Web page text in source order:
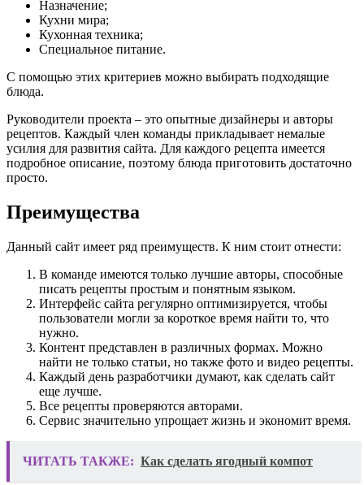
Назначение;
Кухни мира;
Кухонная техника;
Специальное питание.
С помощью этих критериев можно выбирать подходящие
блюда.
Руководители проекта – это опытные дизайнеры и авторы
рецептов. Каждый член команды прикладывает немалые
усилия для развития сайта. Для каждого рецепта имеется
подробное описание, поэтому блюда приготовить достаточно
просто.
Преимущества
Данный сайт имеет ряд преимуществ. К ним стоит отнести:
В команде имеются только лучшие авторы, способные
писать рецепты простым и понятным языком.
Интерфейс сайта регулярно оптимизируется, чтобы
пользователи могли за короткое время найти то, что
нужно.
Контент представлен в различных формах. Можно
найти не только статьи, но также фото и видео рецепты.
Каждый день разработчики думают, как сделать сайт
еще лучше.
Все рецепты проверяются авторами.
Сервис значительно упрощает жизнь и экономит время.
ЧИТАТЬ ТАКЖЕ: Как сделать ягодный компот